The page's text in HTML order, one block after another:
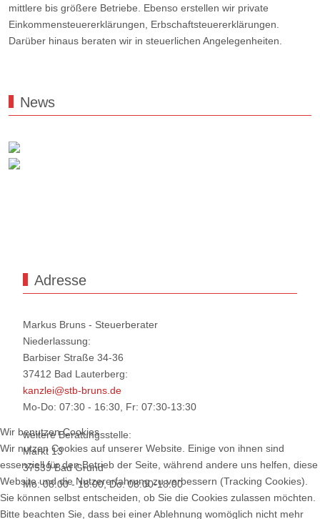
mittlere bis größere Betriebe. Ebenso erstellen wir private
Einkommensteuererklärungen, Erbschaftsteuererklärungen.
Darüber hinaus beraten wir in steuerlichen Angelegenheiten.
News
Adresse
Markus Bruns - Steuerberater
Niederlassung:
Barbiser Straße 34-36
37412 Bad Lauterberg:
kanzlei@stb-bruns.de
Mo-Do: 07:30 - 16:30, Fr: 07:30-13:30
weitere Beratungsstelle:
Markt 13
37539 Bad Grund
Mo: 08:00 - 18:00, Do: 08:00-18:00
Wir benutzen Cookies
Wir nutzen Cookies auf unserer Website. Einige von ihnen sind
essenziell für den Betrieb der Seite, während andere uns helfen, diese
Website und die Nutzererfahrung zu verbessern (Tracking Cookies).
Sie können selbst entscheiden, ob Sie die Cookies zulassen möchten.
Bitte beachten Sie, dass bei einer Ablehnung womöglich nicht mehr